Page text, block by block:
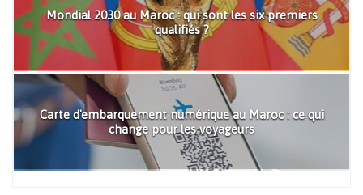
Mondial 2030 au Maroc : qui sont les six premiers
qualifiés ?
Carte d'embarquement numérique au Maroc : ce qui
change pour les voyageurs